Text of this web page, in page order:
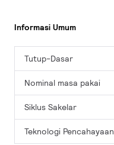
Informasi Umum
Tutup-Dasar
Nominal masa pakai
Siklus Sakelar
Teknologi Pencahayaan